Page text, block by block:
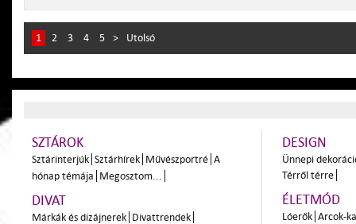
1 2 3 4 5 > Utolsó
SZTÁROK
Sztárinterjúk Sztárhírek Művészportré A
hónap témája Megosztom...
DIVAT
Márkák és dizájnerek Divattrendek
DESIGN
Ünnepi
Térről térre
ÉLETMÓD
Lóerők Arcok-